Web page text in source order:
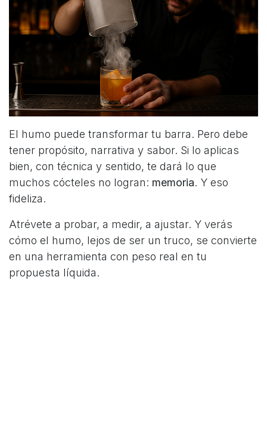
El humo puede transformar tu barra. Pero debe
tener propósito, narrativa y sabor. Si lo aplicas
bien, con técnica y sentido, te dará lo que
muchos cócteles no logran: memoria. Y eso
fideliza.
Atrévete a probar, a medir, a ajustar. Y verás
cómo el humo, lejos de ser un truco, se convierte
en una herramienta con peso real en tu
propuesta líquida.